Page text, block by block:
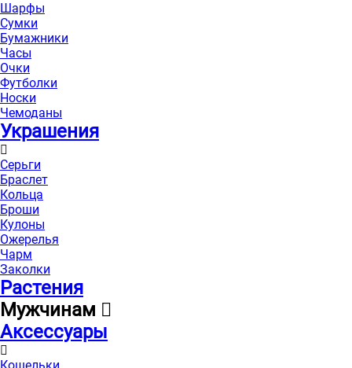
Шарфы
Сумки
Бумажники
Часы
Очки
Футболки
Носки
Чемоданы
Украшения
Серьги
Браслет
Кольца
Броши
Кулоны
Ожерелья
Чарм
Заколки
Растения
Мужчинам
Аксессуары